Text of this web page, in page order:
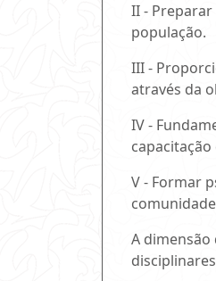
II -
população.
III -
através da
IV -
V - Formar
A